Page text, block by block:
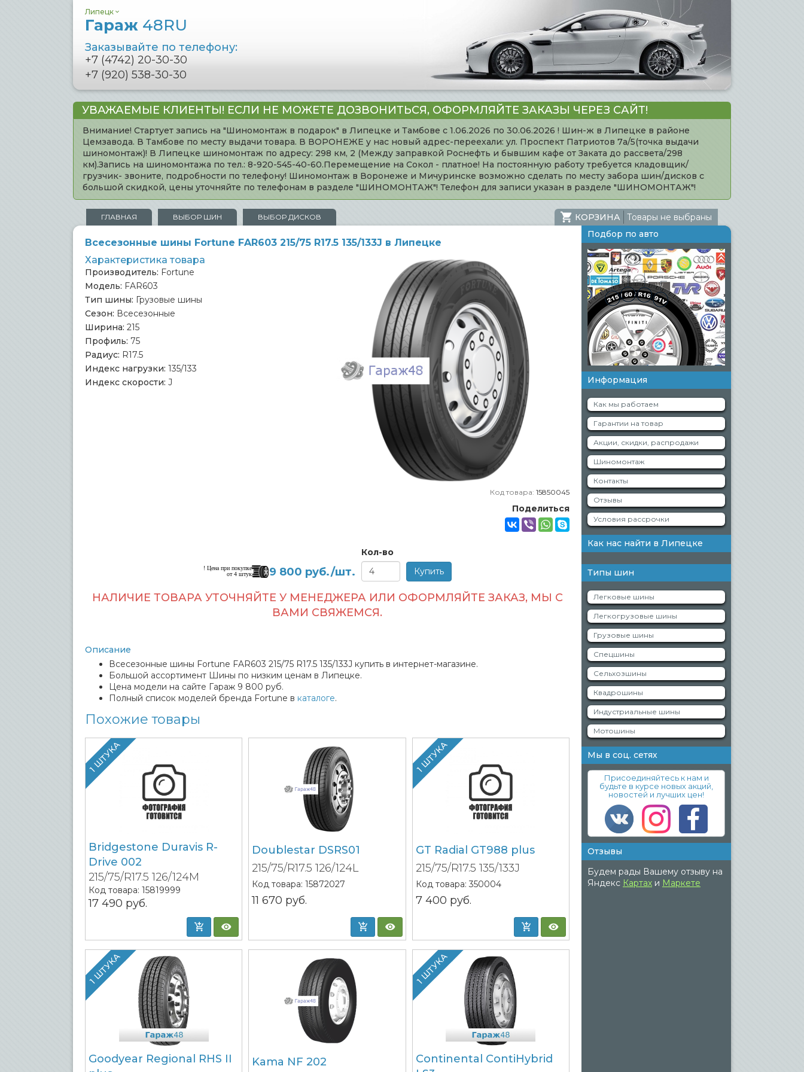
Липецк
Гараж 48RU
Заказывайте по телефону:
+7 (4742) 20-30-30
+7 (920) 538-30-30
УВАЖАЕМЫЕ КЛИЕНТЫ! ЕСЛИ НЕ МОЖЕТЕ ДОЗВОНИТЬСЯ, ОФОРМЛЯЙТЕ ЗАКАЗЫ ЧЕРЕЗ САЙТ!
Внимание! Стартует запись на "Шиномонтаж в подарок" в Липецке и Тамбове с 1.06.2026 по 30.06.2026 ! Шин-ж в Липецке в районе
Цемзавода. В Тамбове по месту выдачи товара. В ВОРОНЕЖЕ у нас новый адрес-переехали: ул. Проспект Патриотов 7а/5(точка выдачи
шиномонтаж)! В Липецке шиномонтаж по адресу: 298 км, 2 (Между заправкой Роснефть и бывшим кафе от Заката до рассвета/298
км).Запись на шиномонтажа по тел.: 8-920-545-40-60.Перемещение на Сокол - платное! На постоянную работу требуется кладовщик/
грузчик- звоните, подробности по телефону! Шиномонтаж в Воронеже и Мичуринске возможно сделать по месту забора шин/дисков с
большой скидкой, цены уточняйте по телефонам в разделе "ШИНОМОНТАЖ"! Телефон для записи указан в разделе "ШИНОМОНТАЖ"!
ГЛАВНАЯ ВЫБОР ШИН ВЫБОР ДИСКОВ КОРЗИНА Товары не выбраны
Всесезонные шины Fortune FAR603 215/75 R17.5 135/133J в Липецке
Характеристика товара
Производитель: Fortune
Модель: FAR603
Тип шины: Грузовые шины
Сезон: Всесезонные
Ширина: 215
Профиль: 75
Радиус: R17.5
Индекс нагрузки: 135/133
Индекс скорости: J
Код товара: 15850045
Поделиться
! Цена при покупке
от 4 штук
9 800 руб./шт.
Кол-во
НАЛИЧИЕ ТОВАРА УТОЧНЯЙТЕ У МЕНЕДЖЕРА ИЛИ ОФОРМЛЯЙТЕ ЗАКАЗ, МЫ С
ВАМИ СВЯЖЕМСЯ.
Описание
Всесезонные шины Fortune FAR603 215/75 R17.5 135/133J купить в интернет-магазине.
Большой ассортимент Шины по низким ценам в Липецке.
Цена модели на сайте Гараж 9 800 руб.
Полный список моделей бренда Fortune в каталоге.
Похожие товары
1 ШТУКА
Bridgestone Duravis R-
Drive 002
215/75/R17.5 126/124M
Код товара: 15819999
17 490 руб.
Doublestar DSRS01
215/75/R17.5 126/124L
Код товара:15872027
11 670 руб.
1 ШТУКА
GT Radial GT988 plus
215/75/R17.5 135/133J
Код товара: 350004
7 400 руб.
1 ШТУКА
Goodyear Regional RHS II
Kama NF 202
1 ШТУКА
Continental ContiHybrid
Подбор по авто
Информация
Как мы работаем
Гарантии на товар
Акции, скидки, распродажи
Шиномонтаж
Контакты
Отзывы
Условия рассрочки
Как нас найти в Липецке
Типы шин
Легковые шины
Легкогрузовые шины
Грузовые шины
Спецшины
Сельхозшины
Квадрошины
Индустриальные шины
Мотошины
Мы в соц. сетях
Присоединяйтесь к нам и
будьте в курсе новых акций,
новостей и лучших цен!
Отзывы
Будем рады Вашему отзыву на
Яндекс Картах и Маркете